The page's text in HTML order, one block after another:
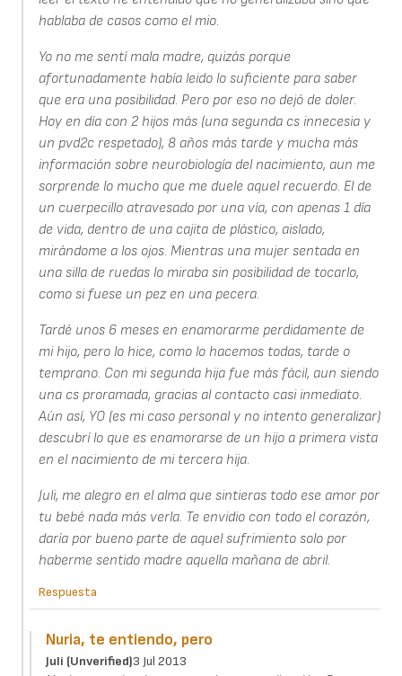
hablaba de casos como el mio.
Yo no me sentí mala madre, quizás porque
afortunadamente había leido lo suficiente para saber
que era una posibilidad. Pero por eso no dejó de doler.
Hoy en día con 2 hijos más (una segunda cs innecesia y
un pvd2c respetado), 8 años más tarde y mucha más
información sobre neurobiología del nacimiento, aun me
sorprende lo mucho que me duele aquel recuerdo. El de
un cuerpecillo atravesado por una vía, con apenas 1 día
de vida, dentro de una cajita de plástico, aislado,
mirándome a los ojos. Mientras una mujer sentada en
una silla de ruedas lo miraba sin posibilidad de tocarlo,
como si fuese un pez en una pecera.
Tardé unos 6 meses en enamorarme perdidamente de
mi hijo, pero lo hice, como lo hacemos todas, tarde o
temprano. Con mi segunda hija fue más fácil, aun siendo
una cs proramada, gracias al contacto casi inmediato.
Aún así, YO (es mi caso personal y no intento generalizar)
descubrí lo que es enamorarse de un hijo a primera vista
en el nacimiento de mi tercera hija.
Juli, me alegro en el alma que sintieras todo ese amor por
tu bebé nada más verla. Te envidio con todo el corazón,
daría por bueno parte de aquel sufrimiento solo por
haberme sentido madre aquella mañana de abril.
Respuesta
Nuria, te entiendo, pero
Juli (unverified)3 Jul 2013